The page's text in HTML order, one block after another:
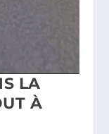
LA
À